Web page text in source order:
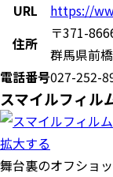
URL
https://
住所
〒371-
群馬県前
電話番号027-252-
スマイルフィル
拡大する
舞台裏のオフショ